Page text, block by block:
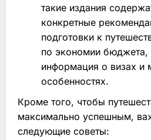
такие издания
конкретные
подготовки к
по экономии бюджета,
информация о визах и
особенностях.
Кроме того, чтобы
максимально успешным,
следующие советы: